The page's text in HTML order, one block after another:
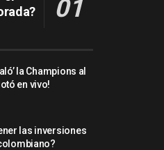
la Champions al
en vivo!
las inversiones